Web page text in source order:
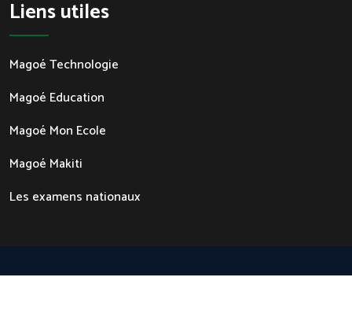
Liens utiles
Magoé Technologie
Magoé Education
Magoé Mon Ecole
Magoé Makiti
Les examens nationaux
Conçu parMagoé Technologie.Tout droit réservé